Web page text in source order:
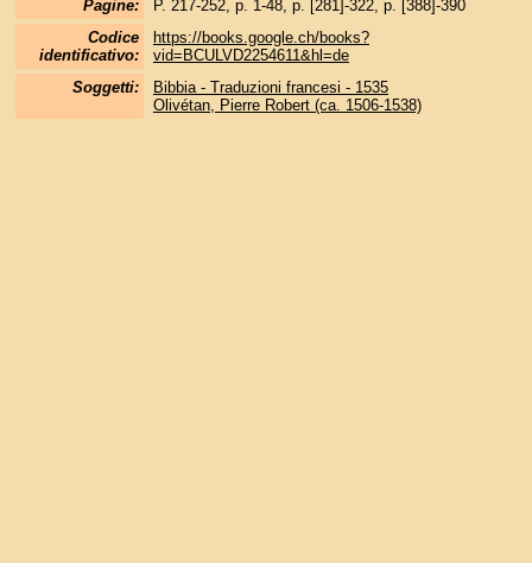
Pagine:
P. 217-252, p. 1-48, p. [281]-322, p. [388]-390
Codice
identificativo:
https://books.google.ch/books?
vid=BCULVD2254611&hl=de
Soggetti:
Bibbia - Traduzioni francesi - 1535
Olivétan, Pierre Robert (ca. 1506-1538)